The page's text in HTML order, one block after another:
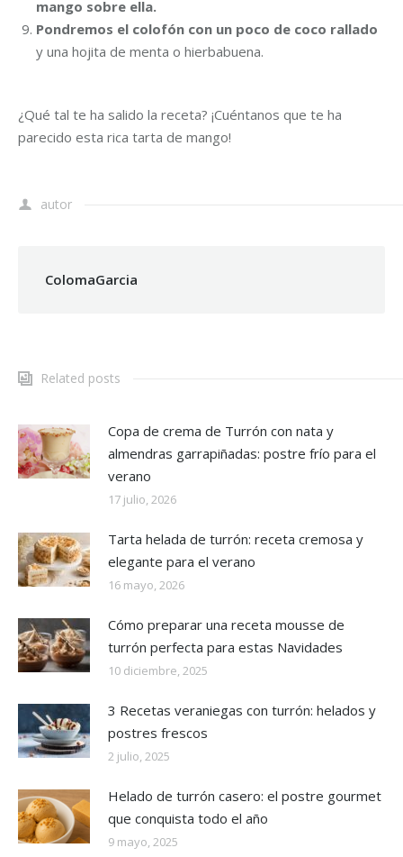
mango sobre ella.
Pondremos el colofón con un poco de coco rallado
y una hojita de menta o hierbabuena.
¿Qué tal te ha salido la receta? ¡Cuéntanos que te ha
parecido esta rica tarta de mango!
autor
ColomaGarcia
Related posts
Copa de crema de Turrón con nata y
almendras garrapiñadas: postre frío para el
verano
17 julio, 2026
Tarta helada de turrón: receta cremosa y
elegante para el verano
16 mayo, 2026
Cómo preparar una receta mousse de
turrón perfecta para estas Navidades
10 diciembre, 2025
3 Recetas veraniegas con turrón: helados y
postres frescos
2 julio, 2025
Helado de turrón casero: el postre gourmet
que conquista todo el año
9 mayo, 2025